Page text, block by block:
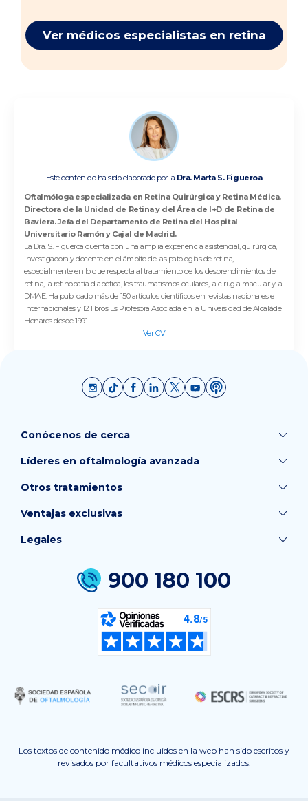
Ver médicos especialistas en retina
Este contenido ha sido elaborado por la Dra. Marta S. Figueroa
Oftalmóloga especializada en Retina Quirúrgica y Retina Médica.
Directora de la Unidad de Retina y del Área de I+D de Retina de
Baviera. Jefa del Departamento de Retina del Hospital
Universitario Ramón y Cajal de Madrid.
La Dra. S. Figueroa cuenta con una amplia experiencia asistencial, quirúrgica,
investigadora y docente en el ámbito de las patologías de retina,
especialmente en lo que respecta al tratamiento de los desprendimientos de
retina, la retinopatía diabética, los traumatismos oculares, la cirugía macular y la
DMAE. Ha publicado más de 150 artículos científicos en revistas nacionales e
internacionales y 12 libros Es Profesora Asociada en la Universidad de Alcaláde
Henares desde 1991.
Ver CV
Conócenos de cerca
Líderes en oftalmología avanzada
Otros tratamientos
Ventajas exclusivas
900 180 100
Legales
Los textos de contenido médico incluidos en la web han sido escritos y
revisados por facultativos médicos especializados.